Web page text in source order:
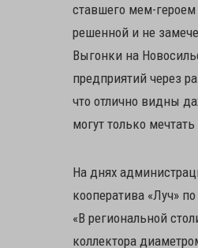
ставшего мем-героем
решенной и не
Выгонки на
предприятий через
что отлично видны
могут только
На днях
кооператива «Луч»
«В региональной
коллектора